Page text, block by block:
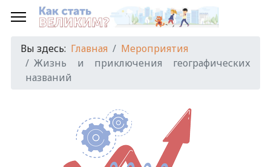
Вы здесь: Главная
Мероприятия
Жизнь и приключения географических
названий
годмесяц
годмесяц